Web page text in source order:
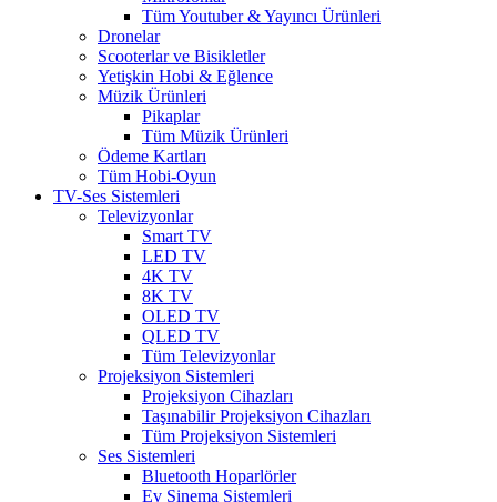
Tüm Youtuber & Yayıncı Ürünleri
Dronelar
Scooterlar ve Bisikletler
Yetişkin Hobi & Eğlence
Müzik Ürünleri
Pikaplar
Tüm Müzik Ürünleri
Ödeme Kartları
Tüm Hobi-Oyun
TV-Ses Sistemleri
Televizyonlar
Smart TV
LED TV
4K TV
8K TV
OLED TV
QLED TV
Tüm Televizyonlar
Projeksiyon Sistemleri
Projeksiyon Cihazları
Taşınabilir Projeksiyon Cihazları
Tüm Projeksiyon Sistemleri
Ses Sistemleri
Bluetooth Hoparlörler
Ev Sinema Sistemleri